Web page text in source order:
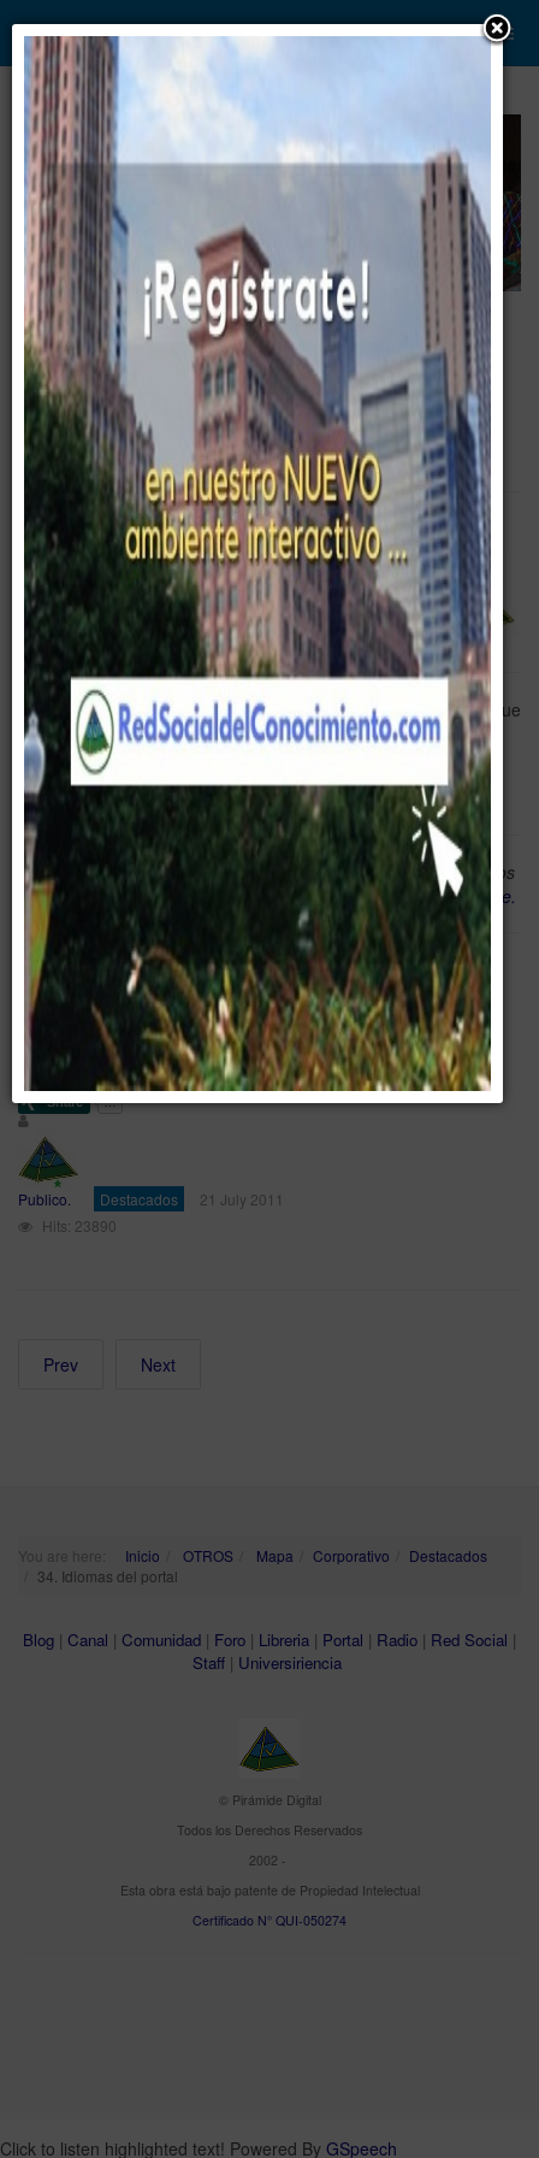
WWW. PABLO G PAEZ .COM
www . piramide digital . com
34. Idiomas del portal
Empty
Pirámide Digital Destacados Corporativo Portal
El portal se presenta actualmente en 104 idiomas, escoje el que
deseas.
Tu selección estará activa hasta que vuelvas a cambiarlo...
El retorno de la inversión en entrenamiento ejecutivo de equipos
gerenciales es exponencial y en minutos. Norman Vincent Peale.
Te gustó? Compártelo !
Save
Whatsapp
Publico. Destacados
21 July 2011
Hits: 23890
Prev Next
You are here: Inicio OTROS Mapa Corporativo
Destacados
34. Idiomas del portal
Blog | Canal | Comunidad | Foro | Libreria | Portal | Radio | Red Social |
Staff | Universiriencia
© Pirámide Digital
Todos los Derechos Reservados
2002 -
Esta obra está bajo patente de Propiedad Intelectual
Certificado N° QUI-050274
Click to listen highlighted text! Powered By GSpeech